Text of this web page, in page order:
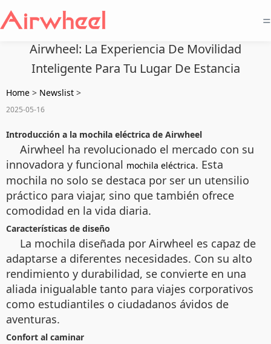
=
Airwheel: La Experiencia De Movilidad
Inteligente Para Tu Lugar De Estancia
Home > Newslist >
2025-05-16
Introducción a la mochila eléctrica de Airwheel
Airwheel ha revolucionado el mercado con su
innovadora y funcional mochila eléctrica. Esta
mochila no solo se destaca por ser un utensilio
práctico para viajar, sino que también ofrece
comodidad en la vida diaria.
Características de diseño
La mochila diseñada por Airwheel es capaz de
adaptarse a diferentes necesidades. Con su alto
rendimiento y durabilidad, se convierte en una
aliada inigualable tanto para viajes corporativos
como estudiantiles o ciudadanos ávidos de
aventuras.
Confort al caminar